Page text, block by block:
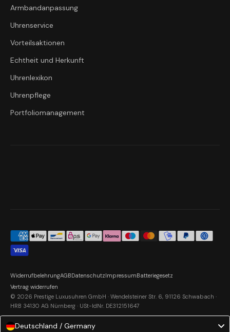
Armbandanpassung
Uhrenservice
Vorteilsaktionen
Echtheit und Herkunft
Uhrenlexikon
Uhrenpflege
Portfoliomanagement
© 2026 Prestige Luxusuhren GmbH · Wendelsteiner Str. 6, 91126 Schwabach ·
HRB 34130 AG Nürnberg · USt-IdNr. DE312151647
WiderrufbelehrungAGBDatenschutzImpressumBatteriegesetz
Vertrag widerrufen
Deutschland / Germany